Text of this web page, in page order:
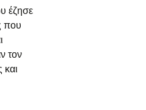
έζησε
που
τον
και